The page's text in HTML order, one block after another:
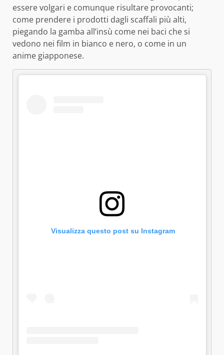
essere volgari e comunque risultare provocanti;
come prendere i prodotti dagli scaffali più alti,
piegando la gamba all’insù come nei baci che si
vedono nei film in bianco e nero, o come in un
anime giapponese.
Visualizza questo post su Instagram